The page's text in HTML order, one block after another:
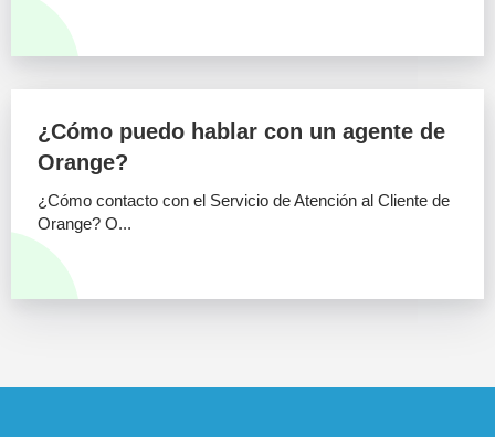
¿Cómo puedo hablar con un agente de
Orange?
¿Cómo contacto con el Servicio de Atención al Cliente de
Orange? O...